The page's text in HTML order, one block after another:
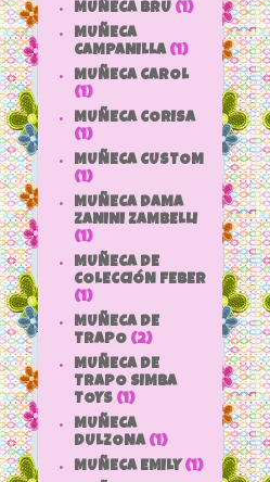
MUÑECA BRU (1)
MUÑECA
CAMPANILLA (1)
MUÑECA CAROL
(1)
MUÑECA CORISA
(1)
MUÑECA CUSTOM
(1)
MUÑECA DAMA
ZANINI ZAMBELLI
(1)
MUÑECA DE
COLECCIÓN FEBER
(1)
MUÑECA DE
TRAPO (2)
MUÑECA DE
TRAPO SIMBA
TOYS (1)
MUÑECA
DULZONA (1)
MUÑECA EMILY (1)